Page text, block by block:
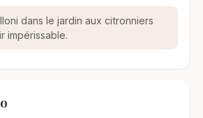
dans le jardin aux citronniers
impérissable.